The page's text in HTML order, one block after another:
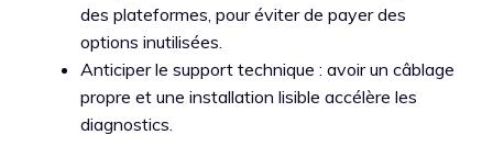
des plateformes, pour éviter de payer des
options inutilisées.
Anticiper le support technique : avoir un câblage
propre et une installation lisible accélère les
diagnostics.